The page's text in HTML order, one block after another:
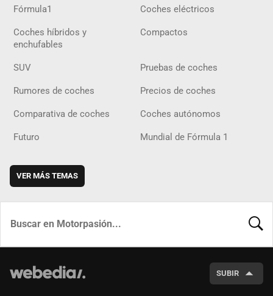
Fórmula1 Coches eléctricos
Coches híbridos y
enchufables
Compactos
SUV Pruebas de coches
Rumores de coches Precios de coches
Comparativa de coches Coches autónomos
Futuro Mundial de Fórmula 1
VER MÁS TEMAS
SUBIR